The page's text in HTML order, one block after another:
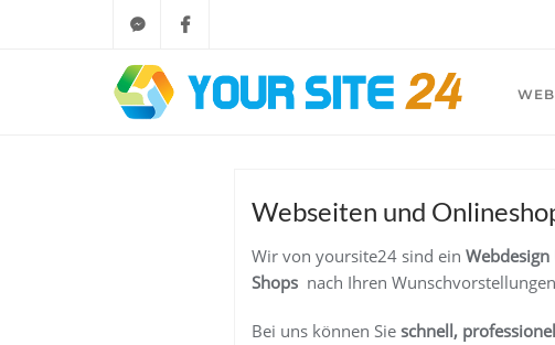
Webseiten und
Wir von yoursite24 sind ein
Shops nach Ihren
Bei uns können Sie schnell,